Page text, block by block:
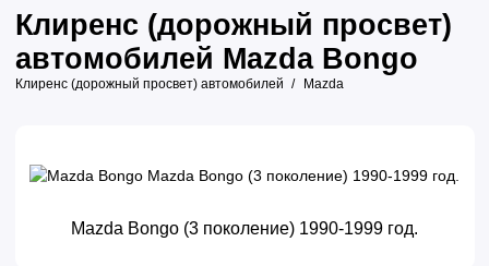
Клиренс (дорожный просвет)
автомобилей Mazda Bongo
Клиренс (дорожный просвет) автомобилей Mazda
Mazda Bongo (3 поколение) 1990-1999 год.